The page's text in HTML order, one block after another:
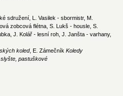
sdružení, L. Vasilek - sbormistr, M.
zobcová flétna, S. Lukš - housle, S.
J. Kolář - lesní roh, J. Janšta - varhany,
koled, E. ZámečníkKoledy
pastuškové